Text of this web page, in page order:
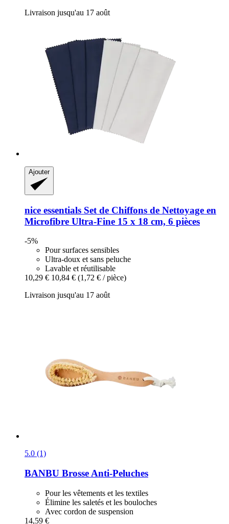
Livraison jusqu'au 17 août
Ajouter
nice essentials Set de Chiffons de Nettoyage en
Microfibre Ultra-​Fine 15 x 18 cm, 6 pièces
-5%
Pour surfaces sensibles
Ultra-doux et sans peluche
Lavable et réutilisable
10,29 € 10,84 € (1,72 € / pièce)
Livraison jusqu'au 17 août
5.0 (1)
BANBU Brosse Anti-​Peluches
Pour les vêtements et les textiles
Élimine les saletés et les bouloches
Avec cordon de suspension
14,59 €